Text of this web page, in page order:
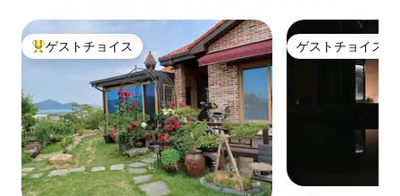
大好評のゲストチョイスです。
ゲストチョイス ゲストチョイス
ゲストチョイス